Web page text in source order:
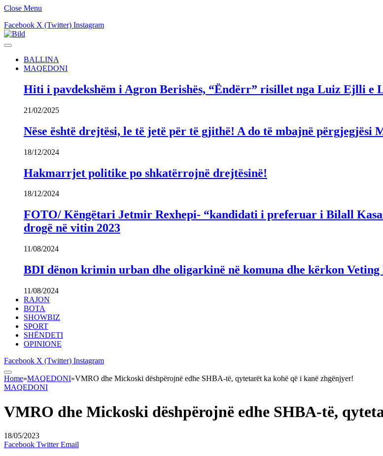
Close Menu
Facebook X (Twitter) Instagram
BALLINA
MAQEDONI
Hiti i pavdekshëm i Agron Berishës, “Ëndërr” risillet nga Luiz Ejlli e
21/02/2025
Nëse është drejtësi, le të jetë për të gjithë! A do të mbajnë
18/12/2024
Hakmarrjet politike po shkatërrojnë drejtësinë!
18/12/2024
FOTO/ Këngëtari Jetmir Rexhepi- “kandidati i preferuar i Bilall
drogë në vitin 2023
11/08/2024
BDI dënon krimin urban dhe oligarkinë në komuna dhe kërkon
11/08/2024
RAJON
BOTA
SHOWBIZ
SPORT
SHËNDETI
OPINIONE
Facebook X (Twitter) Instagram
Home»MAQEDONI»VMRO dhe Mickoski dëshpërojnë edhe SHBA-të, qytetarët ka kohë që i kanë zhgënjyer!
MAQEDONI
VMRO dhe Mickoski dëshpërojnë edhe SHBA-të,
18/05/2023
Facebook Twitter Email